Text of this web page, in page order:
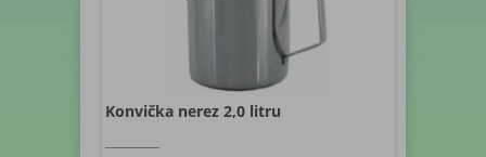
Konvička nerez 2,0 litru